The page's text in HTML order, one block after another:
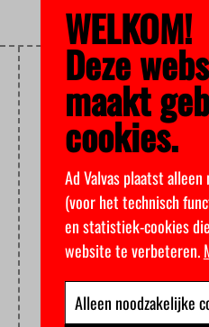
WELKOM!
Deze
maakt
cookies.
Ad Valvas plaatst
(voor het technisch
en statistiek-cookies
website te verbeteren.
Alleen noodzakelijke